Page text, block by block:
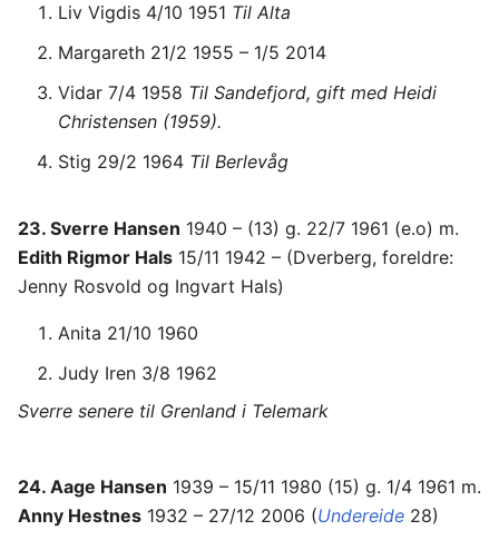
Liv Vigdis 4/10 1951 Til Alta
Margareth 21/2 1955 – 1/5 2014
Vidar 7/4 1958 Til Sandefjord, gift med Heidi
Christensen (1959).
Stig 29/2 1964 Til Berlevåg
23. Sverre Hansen 1940 – (13) g. 22/7 1961 (e.o) m.
Edith Rigmor Hals 15/11 1942 – (Dverberg, foreldre:
Jenny Rosvold og Ingvart Hals)
Anita 21/10 1960
Judy Iren 3/8 1962
Sverre senere til Grenland i Telemark
24. Aage Hansen 1939 – 15/11 1980 (15) g. 1/4 1961 m.
Anny Hestnes 1932 – 27/12 2006 (Undereide 28)